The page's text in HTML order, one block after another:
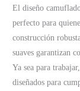
El diseño
perfecto para
construcción
suaves garantizan
Ya sea para
diseñados para